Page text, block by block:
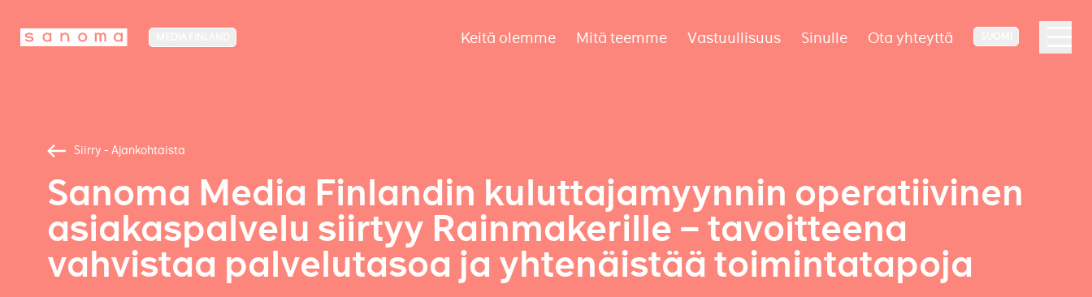
Keitä olemme Mitä teemme Vastuullisuus Sinulle Ota yhteyttä
Siirry - Ajankohtaista
Sanoma Media Finlandin kuluttajamyynnin operatiivinen
asiakaspalvelu siirtyy Rainmakerille – tavoitteena
vahvistaa palvelutasoa ja yhtenäistää toimintatapoja